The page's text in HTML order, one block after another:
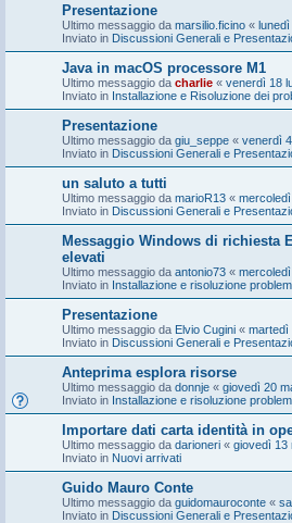
Presentazione
Ultimo messaggio da marsilio.ficino « lunedì
Inviato in Discussioni Generali e
Java in macOS processore M1
Ultimo messaggio da charlie « venerdì 18
Inviato in Installazione e Risoluzione dei
Presentazione
Ultimo messaggio da giu_seppe « venerdì
Inviato in Discussioni Generali e
un saluto a tutti
Ultimo messaggio da marioR13 «
Inviato in Discussioni Generali e
Messaggio Windows di richiesta
elevati
Ultimo messaggio da antonio73 «
Inviato in Installazione e risoluzione
Presentazione
Ultimo messaggio da Elvio Cugini « martedì
Inviato in Discussioni Generali e
Anteprima esplora risorse
Ultimo messaggio da donnje « giovedì 20
Inviato in Installazione e risoluzione
Importare dati carta identità in
Ultimo messaggio da darioneri « giovedì 13
Inviato in Nuovi arrivati
Guido Mauro Conte
Ultimo messaggio da guidomauroconte «
Inviato in Discussioni Generali e